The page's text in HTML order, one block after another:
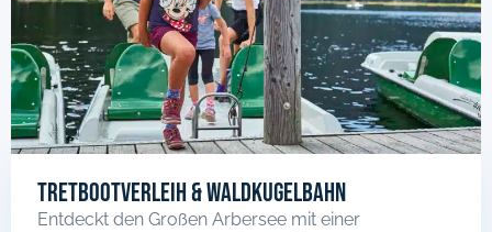
Tretbootverleih & Waldkugelbahn
Entdeckt den Großen Arbersee mit einer